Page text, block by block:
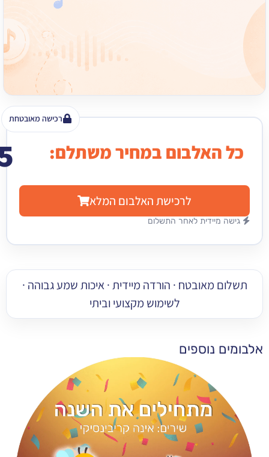
רכישה מאובטחת
האלבום במחיר משתלם: ₪ 15
לרכישת האלבום המלא
מיידית לאחר התשלום
מאובטח · הורדה מיידית · איכות שמע גבוהה ·
לשימוש מקצועי וביתי
נוספים